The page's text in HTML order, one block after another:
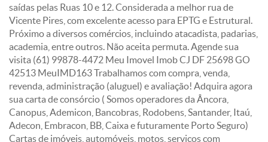
saídas pelas Ruas 10 e 12. Considerada a melhor rua de
Vicente Pires, com excelente acesso para EPTG e Estrutural.
Próximo a diversos comércios, incluindo atacadista, padarias,
academia, entre outros. Não aceita permuta. Agende sua
visita (61) 99878-4472 Meu Imovel Imob CJ DF 25698 GO
42513 MeuIMD163 Trabalhamos com compra, venda,
revenda, administração (aluguel) e avaliação! Adquira agora
sua carta de consórcio ( Somos operadores da Âncora,
Canopus, Ademicon, Bancobras, Rodobens, Santander, Itaú,
Adecon, Embracon, BB, Caixa e futuramente Porto Seguro)
Cartas de imóveis, automóveis, motos, serviços com